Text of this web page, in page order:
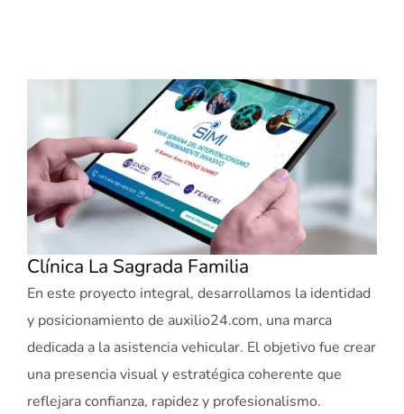
Clínica La Sagrada Familia
En este proyecto integral, desarrollamos la identidad
y posicionamiento de auxilio24.com, una marca
dedicada a la asistencia vehicular. El objetivo fue crear
una presencia visual y estratégica coherente que
reflejara confianza, rapidez y profesionalismo.